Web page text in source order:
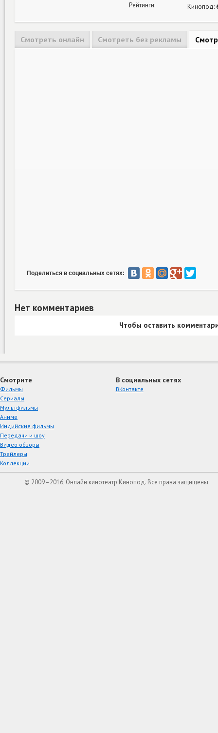
Рейтинги:
Кинопод:
Смотреть онлайн Смотреть без рекламы
Поделиться в социальных сетях:
Нет комментариев
Чтобы оставить
Смотрите
Фильмы
Сериалы
Мультфильмы
Аниме
Индийские фильмы
Передачи и шоу
Видео обзоры
Трейлеры
Коллекции
В социальных сетях
ВКонтакте
© 2009–2016, Онлайн кинотеатр Кинопод. Все права защищены